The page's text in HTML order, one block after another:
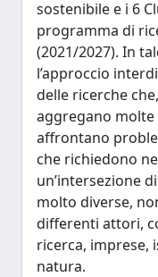
sostenibile e i 6
programma di
(2021/2027). In
l’approccio
delle ricerche
aggregano
affrontano
che richiedono
un’intersezione
molto diverse,
differenti attori,
ricerca, imprese,
natura.